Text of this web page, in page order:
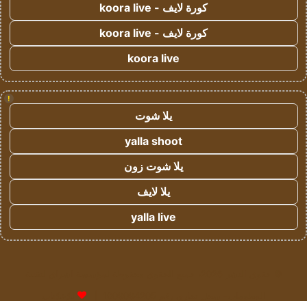
كورة لايف - koora live
كورة لايف - koora live
koora live
!
يلا شوت
yalla shoot
يلا شوت زون
يلا لايف
yalla live